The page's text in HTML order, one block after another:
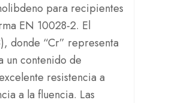
para recipientes
EN 10028-2. El
donde “Cr” representa
un contenido de
resistencia a
a la fluencia. Las